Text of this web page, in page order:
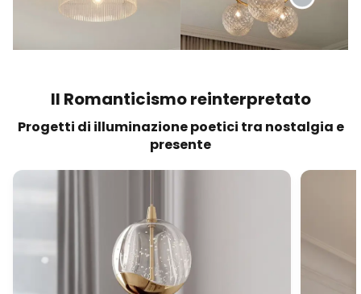
Il Romanticismo reinterpretato
Progetti di illuminazione poetici tra nostalgia e
presente